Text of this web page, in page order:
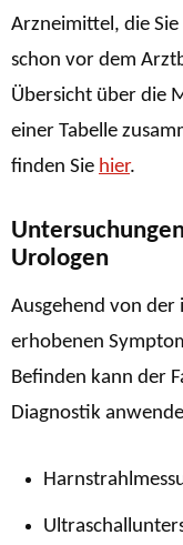
Arzneimittel, die
schon vor dem
Übersicht über die
einer Tabelle
finden Sie hier.
Urologen
Ausgehend von der
erhobenen
Befinden kann der
Diagnostik